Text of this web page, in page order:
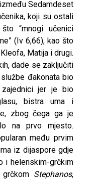
Sedamdeset
koji su ostali
“mnogi učenici
(Iv 6,66), kao što
Matija i drugi.
dade se zaključiti
đakonata bio
zajednici jer je bio
bistra uma i
zbog čega ga je
na prvo mjesto.
među prvim
iz dijaspore gdje
i helenskim-grčkim
Stephanos,